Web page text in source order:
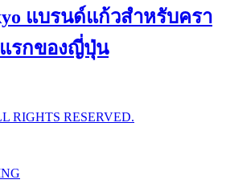
แบรนด์แก้วสำหรับครา
รกของญี่ปุ่น
RIGHTS RESERVED.